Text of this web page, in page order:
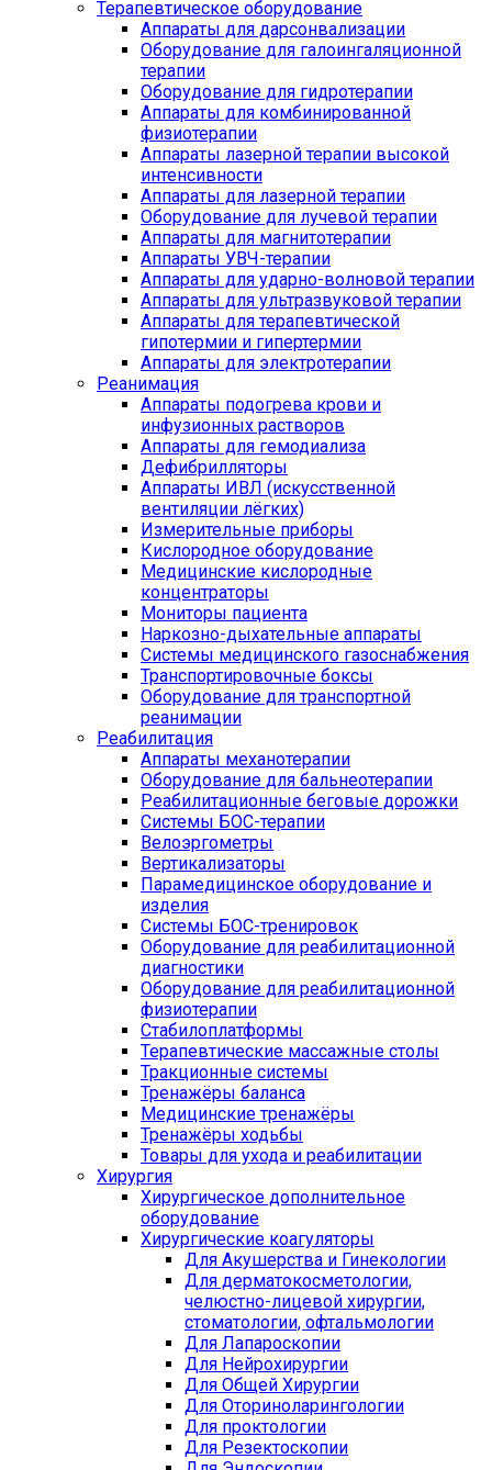
Терапевтическое оборудование
Аппараты для дарсонвализации
Оборудование для галоингаляционной
терапии
Оборудование для гидротерапии
Аппараты для комбинированной
физиотерапии
Аппараты лазерной терапии высокой
интенсивности
Аппараты для лазерной терапии
Оборудование для лучевой терапии
Аппараты для магнитотерапии
Аппараты УВЧ-терапии
Аппараты для ударно-волновой терапии
Аппараты для ультразвуковой терапии
Аппараты для терапевтической
гипотермии и гипертермии
Аппараты для электротерапии
Реанимация
Аппараты подогрева крови и
инфузионных растворов
Аппараты для гемодиализа
Дефибрилляторы
Аппараты ИВЛ (искусственной
вентиляции лёгких)
Измерительные приборы
Кислородное оборудование
Медицинские кислородные
концентраторы
Мониторы пациента
Наркозно-дыхательные аппараты
Системы медицинского газоснабжения
Транспортировочные боксы
Оборудование для транспортной
реанимации
Реабилитация
Аппараты механотерапии
Оборудование для бальнеотерапии
Реабилитационные беговые дорожки
Системы БОС-терапии
Велоэргометры
Вертикализаторы
Парамедицинское оборудование и
изделия
Системы БОС-тренировок
Оборудование для реабилитационной
диагностики
Оборудование для реабилитационной
физиотерапии
Стабилоплатформы
Терапевтические массажные столы
Тракционные системы
Тренажёры баланса
Медицинские тренажёры
Тренажёры ходьбы
Товары для ухода и реабилитации
Хирургия
Хирургическое дополнительное
оборудование
Хирургические коагуляторы
Для Акушерства и Гинекологии
Для дерматокосметологии,
челюстно-лицевой хирургии,
стоматологии, офтальмологии
Для Лапароскопии
Для Нейрохирургии
Для Общей Хирургии
Для Оториноларингологии
Для проктологии
Для Резектоскопии